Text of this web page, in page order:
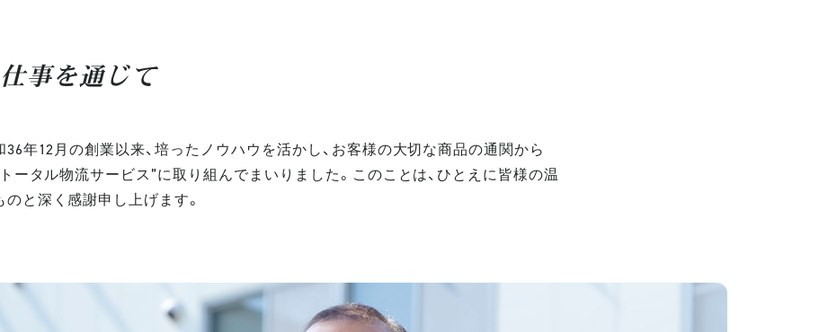
事を通じて
年12月の創業以来、培ったノウハウを活かし、お客様の大切な商品の通関から
トータル物流サービス”に取り組んでまいりました。このことは、ひとえに皆様の温
と深く感謝申し上げます。